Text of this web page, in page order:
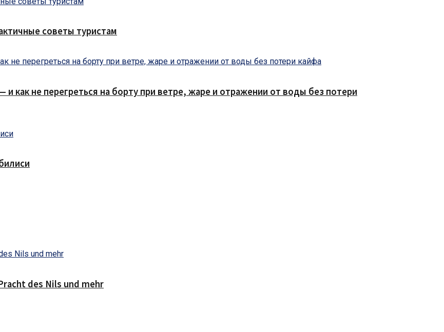
советы туристам
и как не перегреться на борту при ветре, жаре и отражении от воды без потери
des Nils und mehr